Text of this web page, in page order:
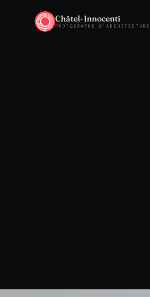
Châtel-Innocenti
PHOTOGRAPHE D’ARCHITECTURE